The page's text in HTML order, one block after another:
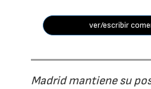
ver/escribir
Madrid mantiene su